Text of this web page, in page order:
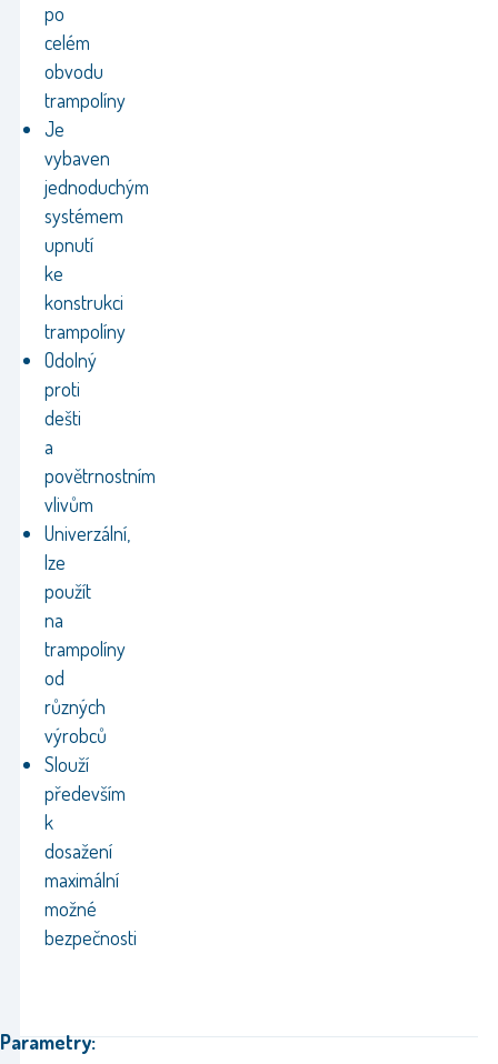
po
celém
obvodu
trampolíny
Je
vybaven
jednoduchým
systémem
upnutí
ke
konstrukci
trampolíny
Odolný
proti
dešti
a
povětrnostním
vlivům
Univerzální,
lze
použít
na
trampolíny
od
různých
výrobců
Slouží
především
k
dosažení
maximální
možné
bezpečnosti
Parametry: